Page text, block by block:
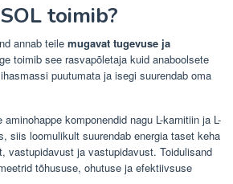
toimib?
annab teile mugavat tugevuse ja
toimib see rasvapõletaja kuid anaboolsete
puutumata ja isegi suurendab oma
komponendid nagu L-karnitiin ja L-
siis loomulikult suurendab energia taset keha
vastupidavust ja vastupidavust. Toidulisand
tõhususe, ohutuse ja efektiivsuse